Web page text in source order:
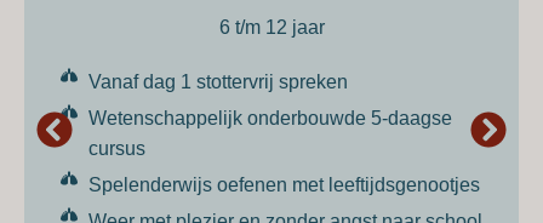
6 t/m 12 jaar
Vanaf dag 1 stottervrij spreken
Wetenschappelijk onderbouwde 5-daagse
cursus
Spelenderwijs oefenen met leeftijdsgenootjes